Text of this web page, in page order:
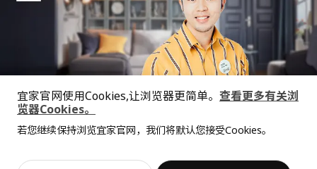
抱歉，该商品在所选地区暂时缺货。价格透明，设计专业，现货供应
宜家官网使用Cookies,让浏览器更简单。 查看更多有关浏
览器Cookies。
若您继续保持浏览宜家官网，我们将默认您接受Cookies。